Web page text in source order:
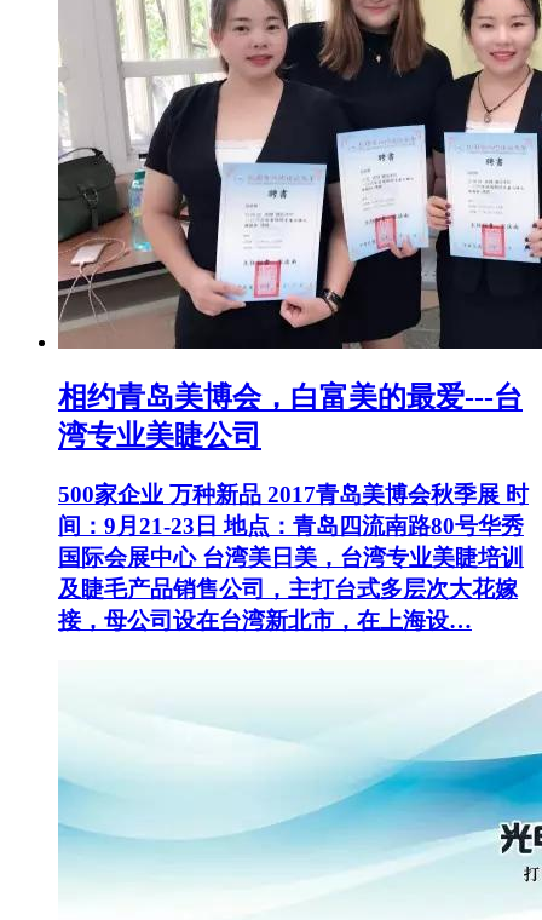
相约青岛美博会，白富美的最爱---台
湾专业美睫公司
500家企业 万种新品 2017青岛美博会秋季展 时
间：9月21-23日 地点：青岛四流南路80号华秀
国际会展中心 台湾美日美，台湾专业美睫培训
及睫毛产品销售公司，主打台式多层次大花嫁
接，母公司设在台湾新北市，在上海设…